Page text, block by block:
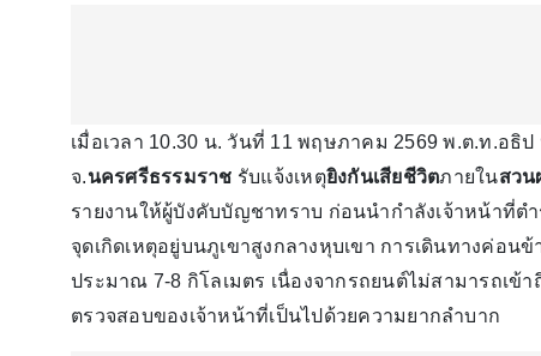
เมื่อเวลา 10.30 น. วันที่ 11 พฤษภาคม 2569 พ.ต.ท.อ
จ.นครศรีธรรมราช รับแจ้งเหตุยิงกันเสียชีวิตภายในสวน
รายงานให้ผู้บังคับบัญชาทราบ ก่อนนำกำลังเจ้าหน้าที่ต
จุดเกิดเหตุอยู่บนภูเขาสูงกลางหุบเขา การเดินทางค่อน
ประมาณ 7-8 กิโลเมตร เนื่องจากรถยนต์ไม่สามารถเ
ตรวจสอบของเจ้าหน้าที่เป็นไปด้วยความยากลำบาก